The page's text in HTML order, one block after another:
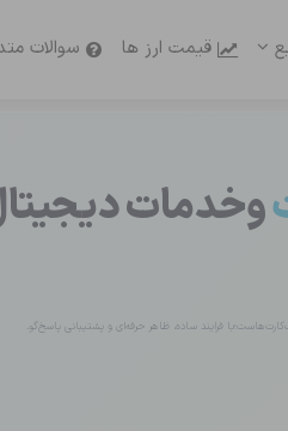
قیمت ارز ها سوالات
وخدمات
فرایند ساده، ظاهر حرفه‌ای و پشتیبانی پاسخ‌گو.